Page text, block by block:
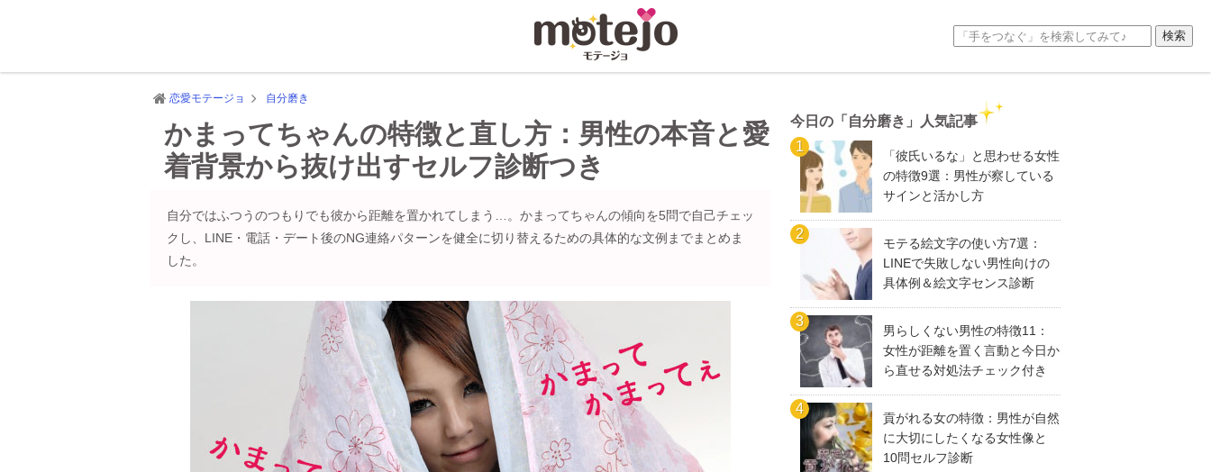
恋愛モテージョ 自分磨き
かまってちゃんの特徴と直し方：男性の本音と愛
着背景から抜け出すセルフ診断つき
自分ではふつうのつもりでも彼から距離を置かれてしまう…。かまってちゃんの傾向を5問で自己チェッ
クし、LINE・電話・デート後のNG連絡パターンを健全に切り替えるための具体的な文例までまとめま
した。
今日の「自分磨き」人気記事
「彼氏いるな」と思わせる女性
の特徴9選：男性が察している
サインと活かし方
モテる絵文字の使い方7選：
LINEで失敗しない男性向けの
具体例＆絵文字センス診断
男らしくない男性の特徴11：
女性が距離を置く言動と今日か
ら直せる対処法チェック付き
貢がれる女の特徴：男性が自然
に大切にしたくなる女性像と
10問セルフ診断